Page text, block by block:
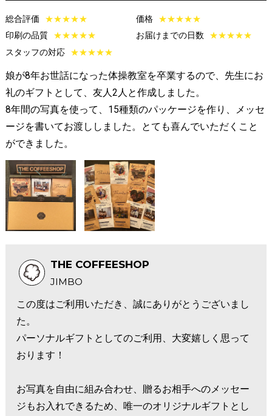
総合評価 ★★★★★ 価格 ★★★★★
印刷の品質
★★★★★ お届けまでの日数 ★★★★★
スタッフの対応
★★★★★
娘が8年お世話になった体操教室を卒業するので、先生にお
礼のギフトとして、友人2人と作成しました。
8年間の写真を使って、15種類のパッケージを作り、メッセ
ージを書いてお渡ししました。とても喜んでいただくこと
ができました。
THE COFFEESHOP
JIMBO
この度はご利用いただき、誠にありがとうございまし
た。
パーソナルギフトとしてのご利用、大変嬉しく思って
おります！
お写真を自由に組み合わせ、贈るお相手へのメッセー
ジもお入れできるため、唯一のオリジナルギフトとし